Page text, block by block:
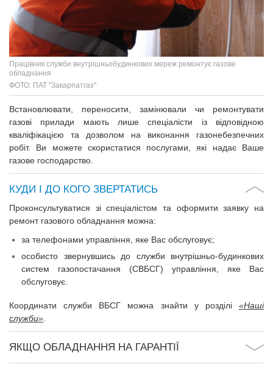
Працівник служби внутрішньобудинкових мереж ремонтує газове
обладнання
ФОТО: ПАТ "Закарпатгаз"
Встановлювати, переносити, замінювали чи ремонтувати
газові прилади мають лише спеціалісти із відповідною
кваліфікацією та дозволом на виконання газонебезпечних
робіт. Ви можете скористатися послугами, які надає Ваше
газове господарство.
КУДИ І ДО КОГО ЗВЕРТАТИСЬ
Проконсультуватися зі спеціалістом та оформити заявку на
ремонт газового обладнання можна:
за телефонами управління, яке Вас обслуговує;
особисто звернувшись до служби внутрішньо-будинкових
систем газопостачання (СВБСГ) управління, яке Вас
обслуговує.
Координати служби ВБСГ можна знайти у розділі «Наші
служби»
ЯКЩО ОБЛАДНАННЯ НА ГАРАНТІЇ